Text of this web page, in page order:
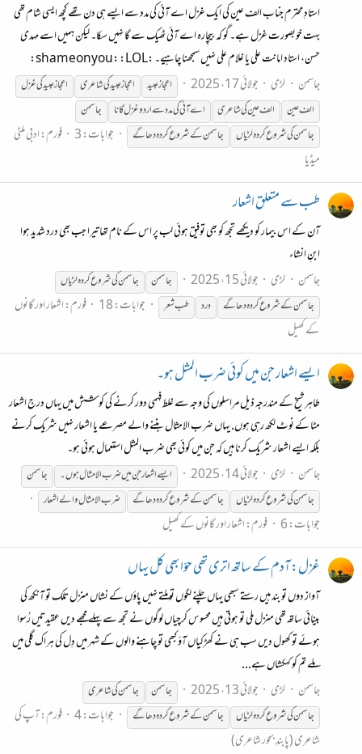
استادِ محترم جناب الف عین کی ایک غزل اے آئی کی مدد سے ایسے ہی دن تھے کچھ ایسی شام تھی
بہت خوبصورت غزل ہے۔ گو کہ بیچارہ اے آئی ٹھیک سے گا نہیں سکا۔ لیکن ہمیں اسے مہدی
حسن، استاد امانت علی یا غلام علی نہیں سمجھنا چاہیے۔ :shameonyou: :LOL:
جاسمن
لڑی جولائی 17، 2025 اعجاز عبید اعجاز عبید کی شاعری
اعجاز عبید کی غزل
الف عین
الف عین کی شاعری اے آئی کی مدد سے اردو غزل گانا
جاسمن
جاسمنکیشروعکردہلڑیاں جاسمنکےشروعکردہدھاگے جوابات: 3 فورم:ادبی ملٹی
میڈیا
طب سے متعلق اشعار
آن کے اس بیمار کو دیکھے تجھ کو بھی توفیق ہوئی لب پر اس کے نام تھا تیرا جب بھی درد شدید ہوا
ابنِ انشاء
جاسمن
لڑی جولائی 15، 2025 جاسمن جاسمنکیشروعکردہلڑیاں
جاسمنکےشروعکردہدھاگے درد طب شعر جوابات: 18 فورم:اشعار اور گانوں
کے کھیل
ایسے اشعار جن میں کوئی ضرب المثل ہو۔
طاہر شیخ کے مندرجہ ذیل مراسلوں کی وجہ سے غلط فہمی دور کرنے کی کوشش میں یہاں درج اشعار
مٹا کے نوٹ لکھ رہی ہوں. یہاں ضرب الامثال بننے والے مصرعے یا اشعار نہیں شریک کرنے
بلکہ ایسے اشعار شریک کرنا ہیں کہ جن میں کوئی بھی ضرب المثل استعمال ہوئی ہو۔
جاسمن
لڑی جولائی 14، 2025 ایسے اشعار جن میں ضرب الامثال ہوں۔
جاسمن
جاسمنکیشروعکردہلڑیاں جاسمنکےشروعکردہدھاگے ضرب الامثال والے اشعار
جوابات: 6 فورم:اشعار اور گانوں کے کھیل
غزل: آدم کے ساتھ اتری تھی حوّا بھی کل یہاں
آواز دوں تو بند ہیں رستے سبھی یہاں چلنے لگوں تو ملتے نہیں پاؤں کے نشاں منزل تلک تو آنکھ کی
بینائی ساتھ تھی منزل ملی تو ہوتی ہیں محسوس کرچیاں لوگوں نے تجھ سے پہلے مجھے دیں عقیدتیں رُسوا
ہوئے تو کھول دیں سب ہی نے کھڑکیاں آؤ کبھی تو چاہنے والوں کے شہر میں دِل کی ہراک گلی میں
ملے تم کو کہکشاں ہے...
جاسمن
لڑی جولائی 13، 2025 جاسمن جاسمنکی شاعری
جاسمنکیشروعکردہلڑیاں جاسمنکےشروعکردہدھاگے جوابات: 4 فورم:آپ کی
شاعری (پابندِ بحور شاعری)